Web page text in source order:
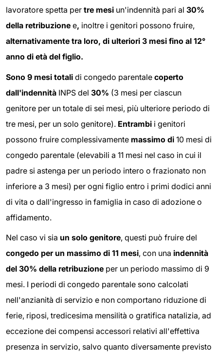
lavoratore spetta per tre mesi un'indennità pari al 30%
della retribuzione e, inoltre i genitori possono fruire,
alternativamente tra loro, di ulteriori 3 mesi fino al 12°
anno di età del figlio.
Sono 9 mesi totali di congedo parentale coperto
dall'indennità INPS del 30% (3 mesi per ciascun
genitore per un totale di sei mesi, più ulteriore periodo di
tre mesi, per un solo genitore). Entrambi i genitori
possono fruire complessivamente massimo di 10 mesi di
congedo parentale (elevabili a 11 mesi nel caso in cui il
padre si astenga per un periodo intero o frazionato non
inferiore a 3 mesi) per ogni figlio entro i primi dodici anni
di vita o dall'ingresso in famiglia in caso di adozione o
affidamento.
Nel caso vi sia un solo genitore, questi può fruire del
congedo per un massimo di 11 mesi, con una indennità
del 30% della retribuzione per un periodo massimo di 9
mesi. I periodi di congedo parentale sono calcolati
nell'anzianità di servizio e non comportano riduzione di
ferie, riposi, tredicesima mensilità o gratifica natalizia, ad
eccezione dei compensi accessori relativi all'effettiva
presenza in servizio, salvo quanto diversamente previsto